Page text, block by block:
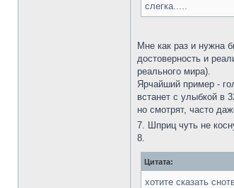
слегка.....
Мне как раз и нужна
достоверность и
реального мира).
Ярчайший пример -
встанет с улыбкой в
но смотрят, часто
7. Шприц чуть не
8.
Цитата:
хотите сказать